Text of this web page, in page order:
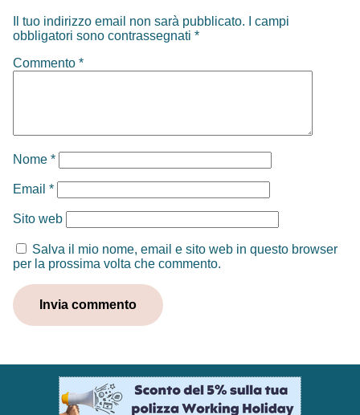
Il tuo indirizzo email non sarà pubblicato.
I campi
obbligatori sono contrassegnati *
Commento *
Nome *
Email *
Sito web
Salva il mio nome, email e sito web in questo browser
per la prossima volta che commento.